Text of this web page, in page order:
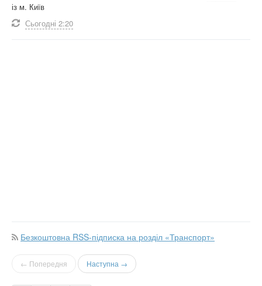
із м. Київ
Сьогодні 2:20
Безкоштовна RSS-підписка на розділ «Транспорт»
← Попередня Наступна →